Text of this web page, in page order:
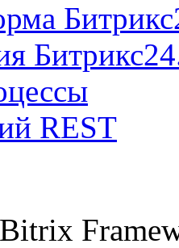
REST